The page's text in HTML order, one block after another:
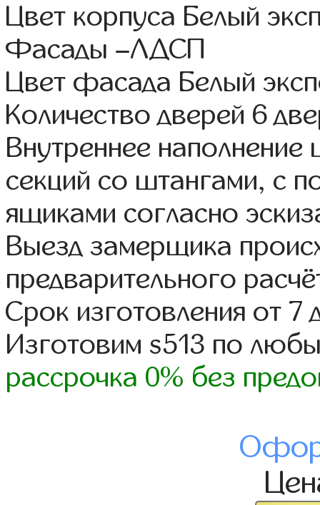
Цвет корпуса Белый
Фасады –ЛДСП
Цвет фасада Белый
Количество дверей 6
Внутреннее
секций со штангами, с
ящиками согласно
Выезд замерщика
предварительного
Срок изготовления от 7
Изготовим s513 по
рассрочка 0% без